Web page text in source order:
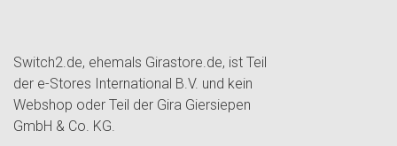
Switch2.de, ehemals Girastore.de, ist Teil
der e-Stores International B.V. und kein
Webshop oder Teil der Gira Giersiepen
GmbH & Co. KG.